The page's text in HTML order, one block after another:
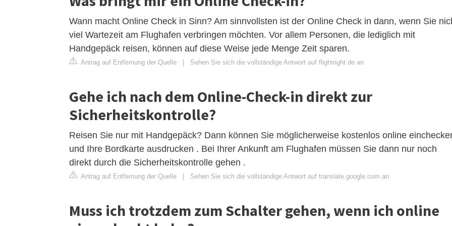
Wann macht Online Check in Sinn? Am sinnvollsten ist der Online Check in dann, wenn Sie
viel Wartezeit am Flughafen verbringen möchten. Vor allem Personen, die lediglich mit
Handgepäck reisen, können auf diese Weise jede Menge Zeit sparen.
Antrag auf Entfernung der Quelle | Sehen Sie sich die vollständige Antwort auf flightright.de an
Gehe ich nach dem Online-Check-in direkt zur
Sicherheitskontrolle?
Reisen Sie nur mit Handgepäck? Dann können Sie möglicherweise kostenlos online
und Ihre Bordkarte ausdrucken . Bei Ihrer Ankunft am Flughafen müssen Sie dann nur noch
direkt durch die Sicherheitskontrolle gehen .
Antrag auf Entfernung der Quelle | Sehen Sie sich die vollständige Antwort auf translate.google.com an
Muss ich trotzdem zum Schalter gehen, wenn ich online